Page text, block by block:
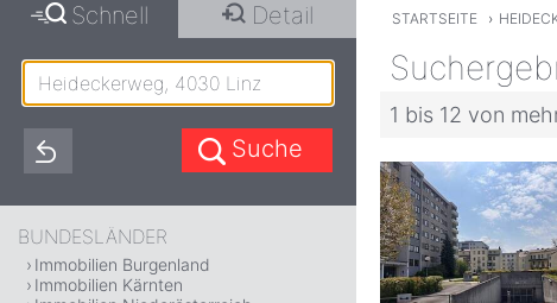
STARTSEITE ›
1 bis 12 von
Schnell Detail
BUNDESLÄNDER
Immobilien Burgenland
Immobilien Kärnten